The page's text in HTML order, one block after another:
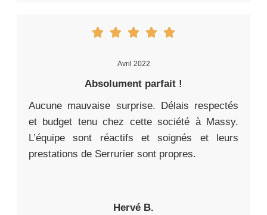
Avril 2022
Absolument parfait !
Aucune mauvaise surprise. Délais respectés
et budget tenu chez cette société à Massy.
L’équipe sont réactifs et soignés et leurs
prestations de Serrurier sont propres.
Hervé B.